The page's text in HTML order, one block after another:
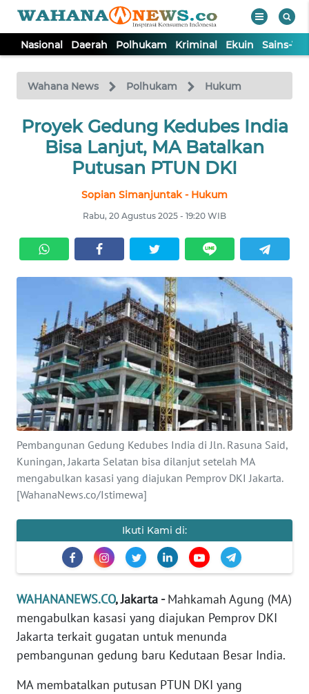
Nasional Daerah Polhukam Kriminal Ekuin Sains-
Wahana News Polhukam Hukum
Proyek Gedung Kedubes India
Bisa Lanjut, MA Batalkan
Putusan PTUN DKI
Sopian Simanjuntak - Hukum
Rabu, 20 Agustus 2025 - 19:20 WIB
Pembangunan Gedung Kedubes India di Jln. Rasuna Said,
Kuningan, Jakarta Selatan bisa dilanjut setelah MA
mengabulkan kasasi yang diajukan Pemprov DKI Jakarta.
[WahanaNews.co/Istimewa]
Ikuti Kami di:
WAHANANEWS.CO, Jakarta -Mahkamah Agung (MA)
mengabulkan kasasi yang diajukan Pemprov DKI
Jakarta terkait gugatan untuk menunda
pembangunan gedung baru Kedutaan Besar India.
MA membatalkan putusan PTUN DKI yang
TV
Tutup
NASIONAL
KRIMINAL
EKUIN
SAINS-TEKNO
KESEHATAN
INTERNASIONAL
SERBA-SERBI
PENDIDIKAN
Informasi
INDEKS